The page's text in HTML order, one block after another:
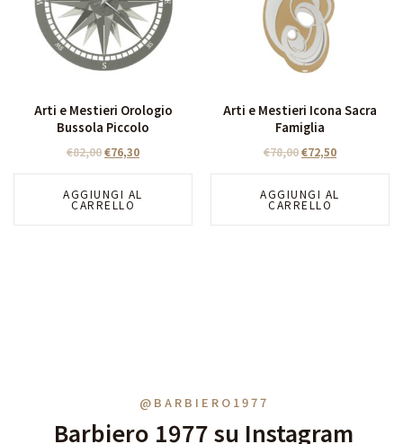
Arti e Mestieri Orologio
Bussola Piccolo
€82,00€76,30
AGGIUNGI AL
CARRELLO
Arti e Mestieri Icona Sacra
Famiglia
€78,00€72,50
AGGIUNGI AL
CARRELLO
@BARBIERO1977
Barbiero 1977 su Instagram